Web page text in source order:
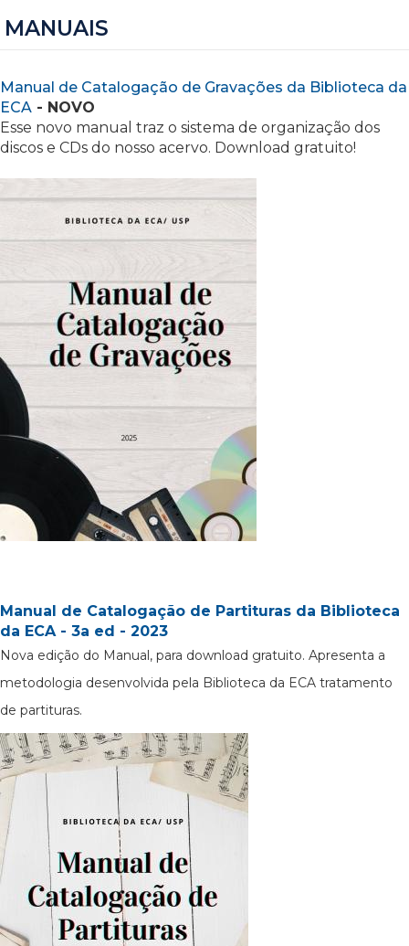
MANUAIS
Manual de Catalogação de Gravações da Biblioteca da
ECA - NOVO
Esse novo manual traz o sistema de organização dos
discos e CDs do nosso acervo. Download gratuito!
Manual de Catalogação de Partituras da Biblioteca
da ECA - 3a ed - 2023
Nova edição do Manual, para download gratuito. Apresenta a
metodologia desenvolvida pela Biblioteca da ECA tratamento
de partituras.